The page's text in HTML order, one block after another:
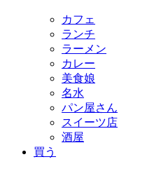
カフェ
ランチ
ラーメン
カレー
美食娘
名水
パン屋さん
スイーツ店
酒屋
買う